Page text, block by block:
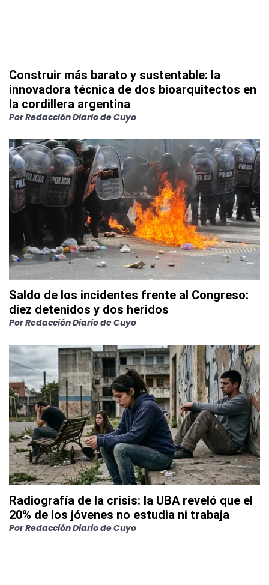
Construir más barato y sustentable: la
innovadora técnica de dos bioarquitectos en
la cordillera argentina
PorRedacción Diario de Cuyo
Saldo de los incidentes frente al Congreso:
diez detenidos y dos heridos
PorRedacción Diario de Cuyo
Radiografía de la crisis: la UBA reveló que el
20% de los jóvenes no estudia ni trabaja
PorRedacción Diario de Cuyo